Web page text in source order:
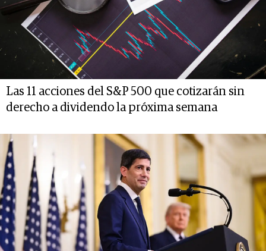
Las 11 acciones del S&P 500 que cotizarán sin
derecho a dividendo la próxima semana